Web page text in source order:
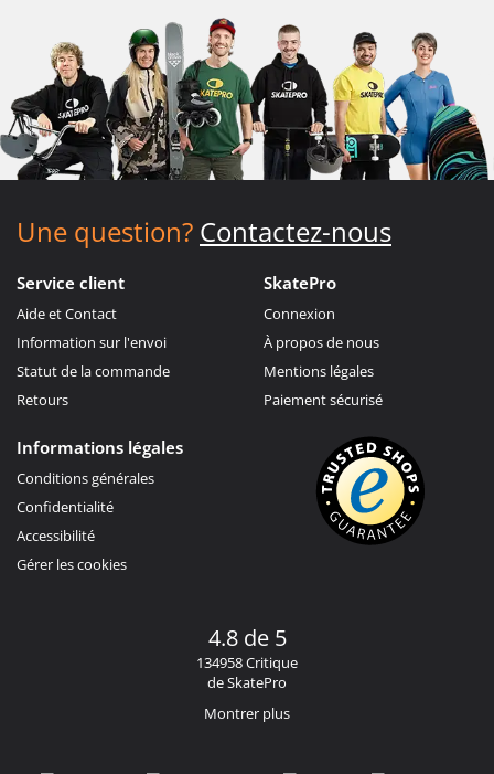
Une question? Contactez-nous
Service client
Aide et Contact
Information sur l'envoi
Statut de la commande
Retours
SkatePro
Connexion
À propos de nous
Mentions légales
Paiement sécurisé
Informations légales
Conditions générales
Confidentialité
Accessibilité
Gérer les cookies
4.8 de 5
134958 Critique
de SkatePro
Montrer plus